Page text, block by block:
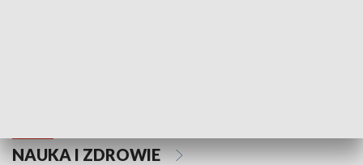
NAUKA I ZDROWIE